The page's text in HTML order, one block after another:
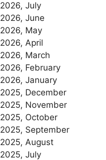
2026, July
2026, June
2026, May
2026, April
2026, March
2026, February
2026, January
2025, December
2025, November
2025, October
2025, September
2025, August
2025, July